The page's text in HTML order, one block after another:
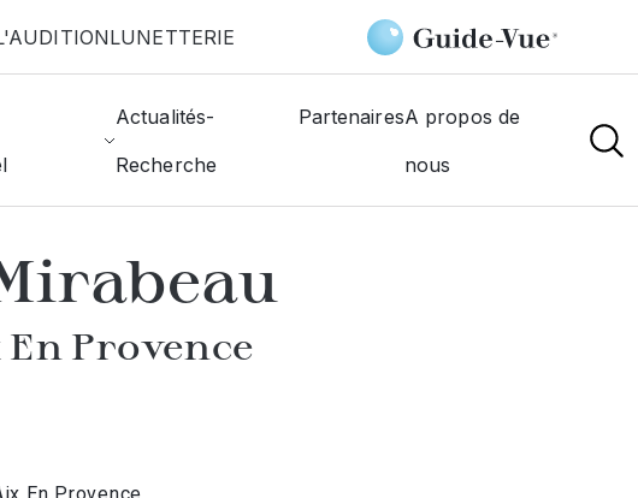
LUNETTERIE
Actualités-
Recherche
PartenairesA propos de
nous
Aix-En-Provence Optique Mirabeau
Provence